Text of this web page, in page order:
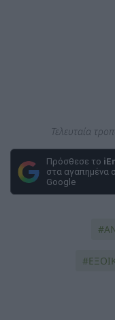
Τελευταία
Πρόσθεσε το
στα αγαπημένα
Google